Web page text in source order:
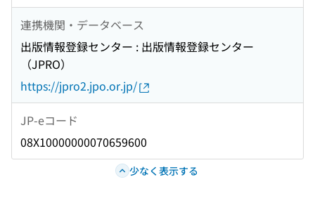
連携機関・データベース
出版情報登録センター : 出版情報登録センター
（JPRO）
https://jpro2.jpo.or.jp/
JP-eコード
08X10000000070659600
少なく表示する